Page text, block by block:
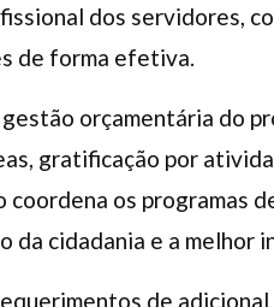
dos servidores,
de forma efetiva.
gestão orçamentária do
gratificação por
coordena os programas
da cidadania e a melhor
de